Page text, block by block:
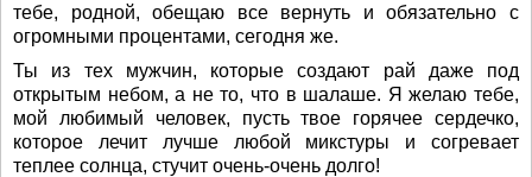
тебе, родной, обещаю все вернуть и обязательно с
огромными процентами, сегодня же.
Ты из тех мужчин, которые создают рай даже под
открытым небом, а не то, что в шалаше. Я желаю тебе,
мой любимый человек, пусть твое горячее сердечко,
которое лечит лучше любой микстуры и согревает
теплее солнца, стучит очень-очень долго!